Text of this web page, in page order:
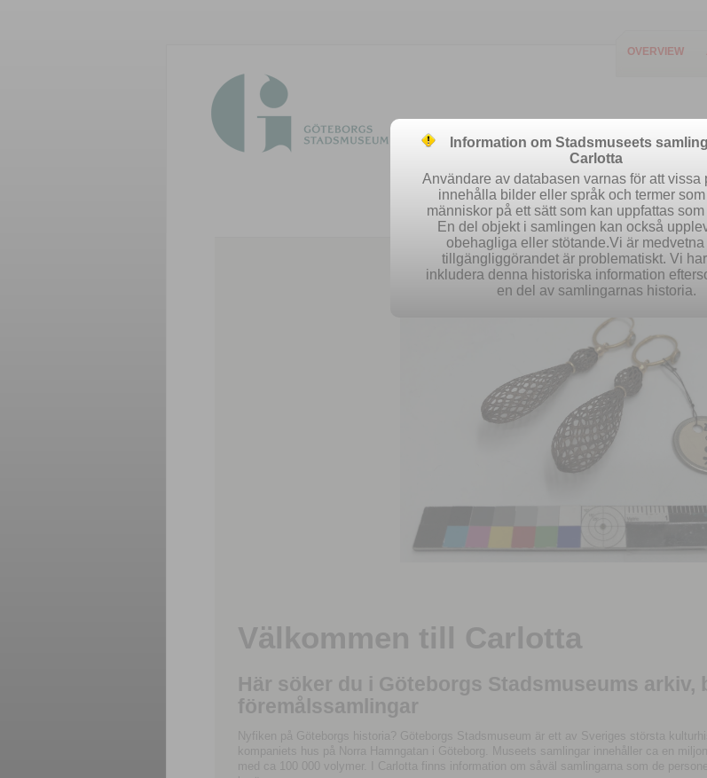
OVERVIEW
Easy search Advanced
Välkommen till Carlotta
Här söker du i Göteborgs Stadsmuseums arkiv,
föremålssamlingar
Nyfiken på Göteborgs historia? Göteborgs Stadsmuseum är ett av Sveriges största
kompaniets hus på Norra Hamngatan i Göteborg. Museets samlingar innehåller ca en
med ca 100 000 volymer. I Carlotta finns information om såväl samlingarna som de
Information om Stadsmuseets
Carlotta
Användare av databasen varnas för att vissa
innehålla bilder eller språk och termer
människor på ett sätt som kan uppfattas
En del objekt i samlingen kan också
obehagliga eller stötande.Vi är medvetna
tillgängliggörandet är problematiskt. Vi
inkludera denna historiska information
en del av samlingarnas historia.